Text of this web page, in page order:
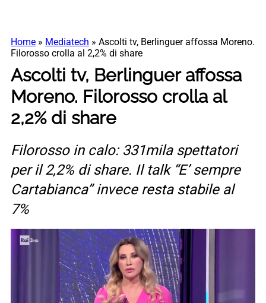
Home » Mediatech » Ascolti tv, Berlinguer affossa Moreno.
Filorosso crolla al 2,2% di share
Ascolti tv, Berlinguer affossa
Moreno. Filorosso crolla al
2,2% di share
Filorosso in calo: 331mila spettatori
per il 2,2% di share. Il talk “E’ sempre
Cartabianca” invece resta stabile al
7%